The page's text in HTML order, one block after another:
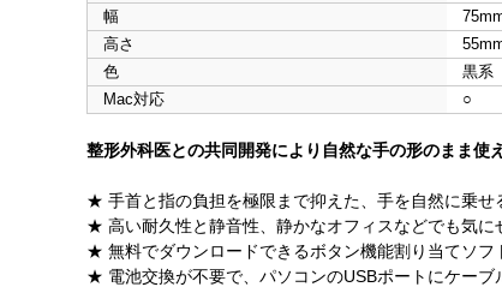
幅
高さ
色
黒系
Mac対応
○
整形外科医との共同開発により自然な手の形のまま使
★ 手首と指の負担を極限まで抑えた、手を自然に乗せ
★ 高い耐久性と静音性、静かなオフィスなどでも気に
★ 無料でダウンロードできるボタン機能割り当てソフ
★ 電池交換が不要で、パソコンのUSBポートにケー